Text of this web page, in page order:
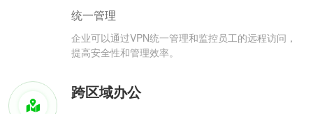
统一管理
企业可以通过VPN统一管理和监控员工的远程访问，
提高安全性和管理效率。
跨区域办公